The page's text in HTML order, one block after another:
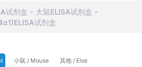
试剂盒
大鼠ELISA试剂盒
试剂盒
小鼠 / Mouse 其他 / Else